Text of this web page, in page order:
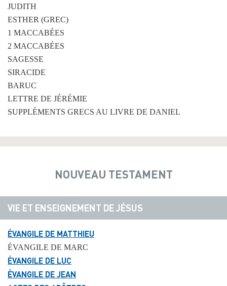
JUDITH
ESTHER (GREC)
1 MACCABÉES
2 MACCABÉES
SAGESSE
SIRACIDE
BARUC
LETTRE DE JÉRÉMIE
SUPPLÉMENTS GRECS AU LIVRE DE DANIEL
NOUVEAU TESTAMENT
VIE ET ENSEIGNEMENT DE JÉSUS
ÉVANGILE DE MATTHIEU
ÉVANGILE DE MARC
ÉVANGILE DE LUC
ÉVANGILE DE JEAN